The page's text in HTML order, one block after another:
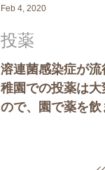
投薬
溶連菌感染症が流
稚園での投薬は大
ので、園で薬を飲
Feb 4, 2020